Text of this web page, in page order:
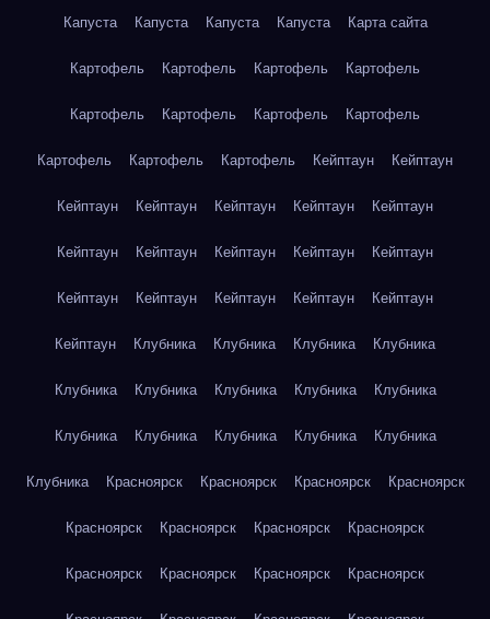
Капуста Капуста Капуста Капуста Карта сайта
Картофель Картофель Картофель Картофель
Картофель Картофель Картофель Картофель
Картофель Картофель Картофель Кейптаун Кейптаун
Кейптаун Кейптаун Кейптаун Кейптаун Кейптаун
Кейптаун Кейптаун Кейптаун Кейптаун Кейптаун
Кейптаун Кейптаун Кейптаун Кейптаун Кейптаун
Кейптаун Клубника Клубника Клубника Клубника
Клубника Клубника Клубника Клубника Клубника
Клубника Клубника Клубника Клубника Клубника
Клубника Красноярск Красноярск Красноярск Красноярск
Красноярск Красноярск Красноярск Красноярск
Красноярск Красноярск Красноярск Красноярск